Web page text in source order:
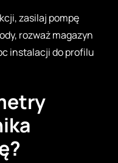
zasilaj pompę
rozważ magazyn
instalacji do profilu